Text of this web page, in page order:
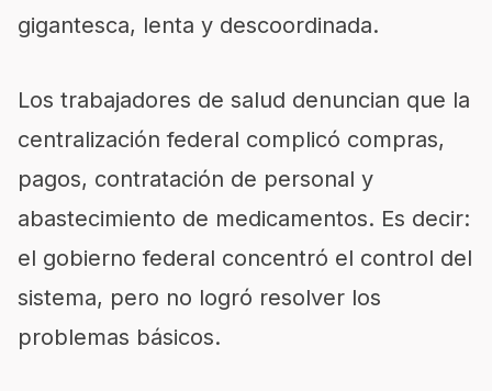
gigantesca, lenta y descoordinada.
Los trabajadores de salud denuncian que la
centralización federal complicó compras,
pagos, contratación de personal y
abastecimiento de medicamentos. Es decir:
el gobierno federal concentró el control del
sistema, pero no logró resolver los
problemas básicos.